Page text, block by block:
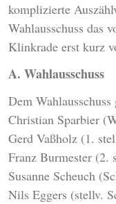
komplizierte
Wahlausschuss das
Klinkrade erst kurz
A. Wahlausschuss
Dem Wahlausschuss
Christian Sparbier
Gerd Vaßholz (1.
Franz Burmester (2.
Susanne Scheuch
Nils Eggers (stellv.